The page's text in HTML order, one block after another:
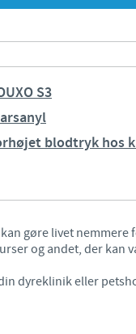
Korea
Middle
Peru
S3
blodtryk hos
gøre livet
og andet, der kan
dyreklinik eller